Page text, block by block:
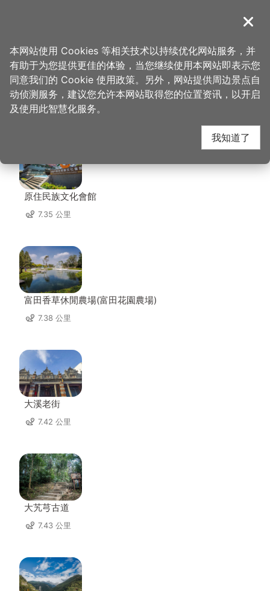
導覽
首页 > 想去的地方 > 美食、购物 > 丽扬工作室
丽扬工作室 周边景点
原住民族文化會館
7.35 公里
富田香草休閒農場(富田花園農場)
7.38 公里
大溪老街
7.42 公里
大艽芎古道
7.43 公里
关闭
本网站使用 Cookies 等相关技术以持续优化网站服务，并
有助于为您提供更佳的体验，当您继续使用本网站即表示您
同意我们的 Cookie 使用政策。另外，网站提供周边景点自
动侦测服务，建议您允许本网站取得您的位置资讯，以开启
及使用此智慧化服务。
我知道了